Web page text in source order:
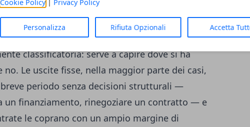
Cookie Policy| Privacy Policy
Personalizza Rifiuta Opzionali Accetta
abbigliamento, svago, spese mediche
classificatoria: serve a capire dove si ha
Le uscite fisse, nella maggior parte dei casi,
periodo senza decisioni strutturali —
un finanziamento, rinegoziare un contratto — e
le coprano con un ampio margine di